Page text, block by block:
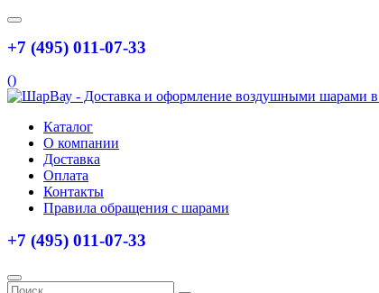
+7 (495) 011-07-33
()
Каталог
О компании
Доставка
Оплата
Контакты
Правила обращения с шарами
+7 (495) 011-07-33